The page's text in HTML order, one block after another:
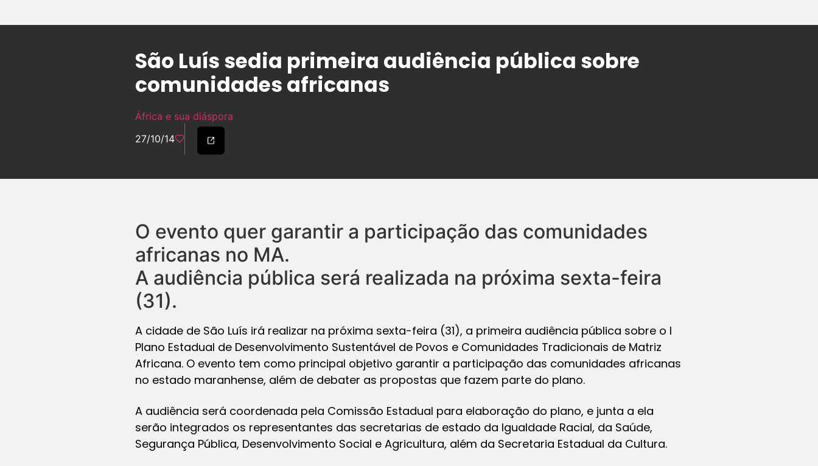
São Luís sedia primeira audiência pública sobre
comunidades africanas
África e sua diáspora
27/10/14
O evento quer garantir a participação das comunidades
africanas no MA.
A audiência pública será realizada na próxima sexta-feira
(31).
A cidade de São Luís irá realizar na próxima sexta-feira (31), a primeira audiência pública sobre o I
Plano Estadual de Desenvolvimento Sustentável de Povos e Comunidades Tradicionais de Matriz
Africana. O evento tem como principal objetivo garantir a participação das comunidades africanas
no estado maranhense, além de debater as propostas que fazem parte do plano.
A audiência será coordenada pela Comissão Estadual para elaboração do plano, e junta a ela
serão integrados os representantes das secretarias de estado da Igualdade Racial, da Saúde,
Segurança Pública, Desenvolvimento Social e Agricultura, além da Secretaria Estadual da Cultura.